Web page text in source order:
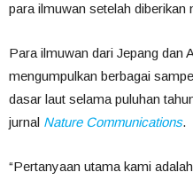
para ilmuwan setelah diberikan
Para ilmuwan dari Jepang dan
mengumpulkan berbagai
dasar laut selama puluhan
jurnal Nature Communications.
“Pertanyaan utama kami